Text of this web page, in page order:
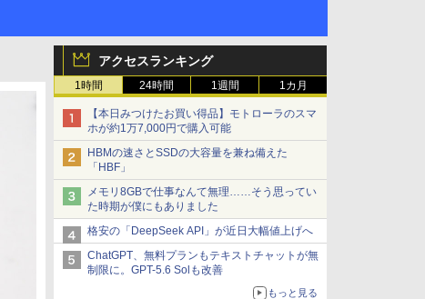
アクセスランキング
1時間 24時間 1週間 1カ月
【本日みつけたお買い得品】モトローラのスマ
ホが約1万7,000円で購入可能
HBMの速さとSSDの大容量を兼ね備えた
「HBF」
メモリ8GBで仕事なんて無理……そう思ってい
た時期が僕にもありました
格安の「DeepSeek API」が近日大幅値上げへ
ChatGPT、無料プランもテキストチャットが無
制限に。GPT-5.6 Solも改善
もっと見る